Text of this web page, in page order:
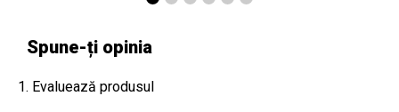
Spune-ți opinia
1. Evaluează produsul